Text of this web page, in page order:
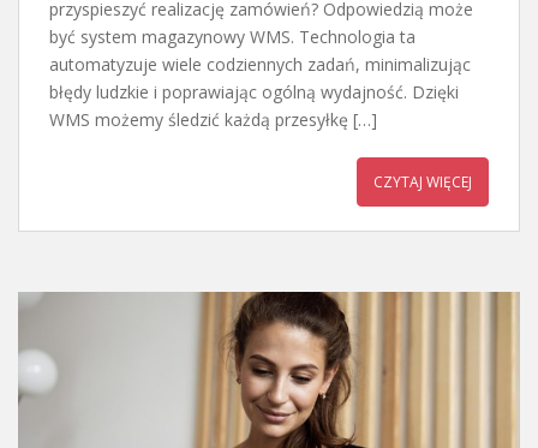
przyspieszyć realizację zamówień? Odpowiedzią może
być system magazynowy WMS. Technologia ta
automatyzuje wiele codziennych zadań, minimalizując
błędy ludzkie i poprawiając ogólną wydajność. Dzięki
WMS możemy śledzić każdą przesyłkę […]
CZYTAJ WIĘCEJ